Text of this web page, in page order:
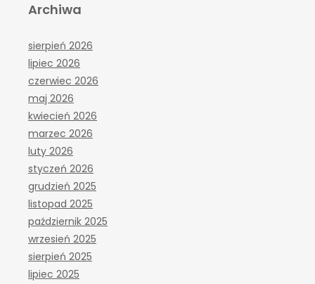
Archiwa
sierpień 2026
lipiec 2026
czerwiec 2026
maj 2026
kwiecień 2026
marzec 2026
luty 2026
styczeń 2026
grudzień 2025
listopad 2025
październik 2025
wrzesień 2025
sierpień 2025
lipiec 2025